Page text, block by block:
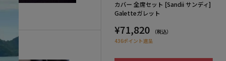
カバー 全席セット [Sandii サンディ]
Galetteガレット
¥71,820
（税込）
436ポイント進呈